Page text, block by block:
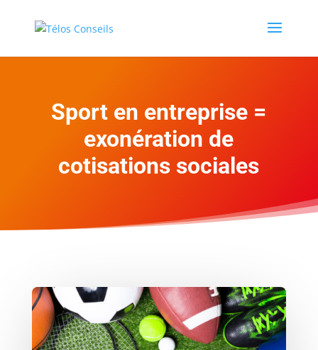
Sport en entreprise =
exonération de
cotisations sociales